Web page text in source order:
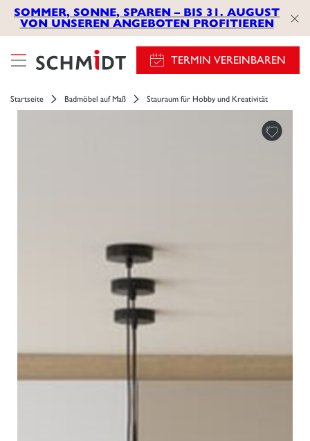
SOMMER, SONNE, SPAREN – BIS 31. AUGUST
VON UNSEREN ANGEBOTEN PROFITIEREN
TERMIN VEREINBAREN
Startseite Badmöbel auf Maß Stauraum für Hobby und Kreativität